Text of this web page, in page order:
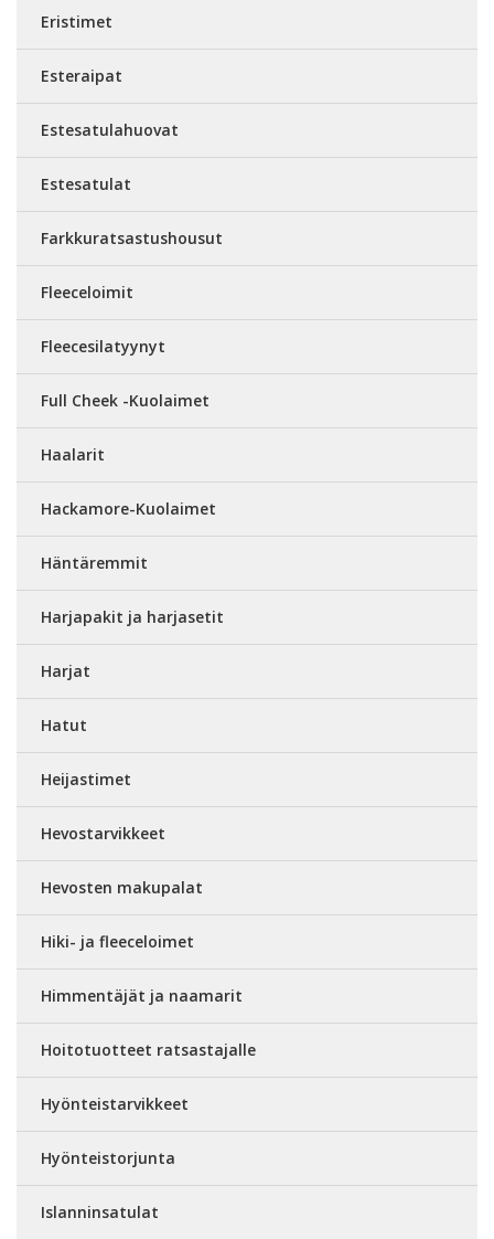
Eristimet
Esteraipat
Estesatulahuovat
Estesatulat
Farkkuratsastushousut
Fleeceloimit
Fleecesilatyynyt
Full Cheek -Kuolaimet
Haalarit
Hackamore-Kuolaimet
Häntäremmit
Harjapakit ja harjasetit
Harjat
Hatut
Heijastimet
Hevostarvikkeet
Hevosten makupalat
Hiki- ja fleeceloimet
Himmentäjät ja naamarit
Hoitotuotteet ratsastajalle
Hyönteistarvikkeet
Hyönteistorjunta
Islanninsatulat